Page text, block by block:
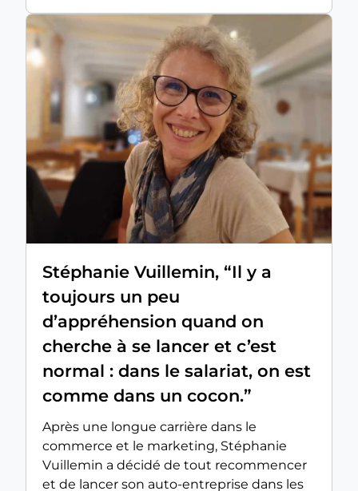
Stéphanie Vuillemin, “Il y a
toujours un peu
d’appréhension quand on
cherche à se lancer et c’est
normal : dans le salariat, on est
comme dans un cocon.”
Après une longue carrière dans le
commerce et le marketing, Stéphanie
Vuillemin a décidé de tout recommencer
et de lancer son auto-entreprise dans les